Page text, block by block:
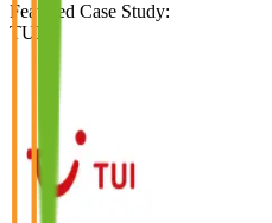
Featured Case Study:
TUI